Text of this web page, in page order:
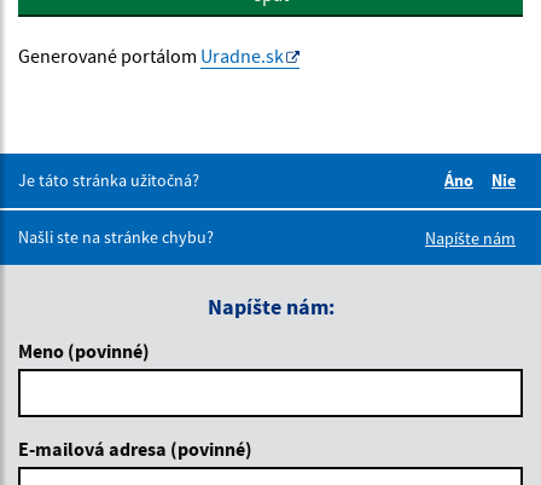
Generované portálom Uradne.sk
Je táto stránka užitočná?
Áno
Nie
Našli ste na stránke chybu?
Napíšte nám
Napíšte nám:
Meno (povinné)
E-mailová adresa (povinné)